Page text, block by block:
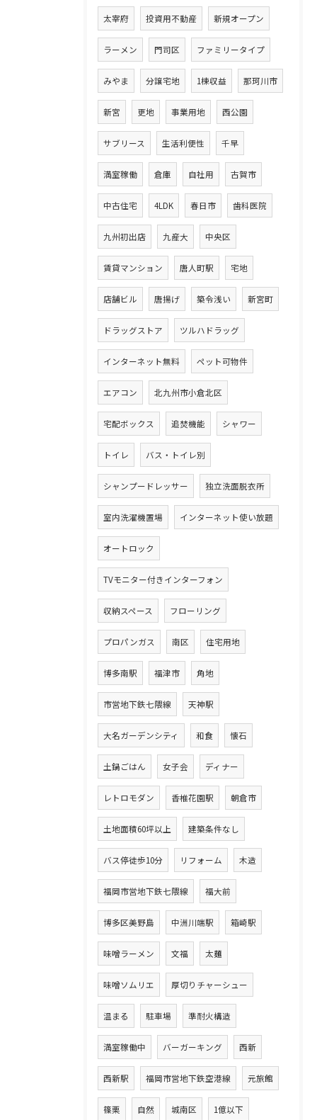
太宰府 投資用不動産 新規オープン
ラーメン 門司区 ファミリータイプ
みやま 分譲宅地 1棟収益 那珂川市
新宮 更地 事業用地 西公園
サブリース 生活利便性 千早
満室稼働 倉庫 自社用 古賀市
中古住宅 4LDK 春日市 歯科医院
九州初出店 九産大 中央区
賃貸マンション 唐人町駅 宅地
店舗ビル 唐揚げ 築令浅い 新宮町
ドラッグストア ツルハドラッグ
インターネット無料 ペット可物件
エアコン 北九州市小倉北区
宅配ボックス 追焚機能 シャワー
トイレ バス・トイレ別
シャンプードレッサー 独立洗面脱衣所
室内洗濯機置場 インターネット使い放題
オートロック
TVモニター付きインターフォン
収納スペース フローリング
プロパンガス 南区 住宅用地
博多南駅 福津市 角地
市営地下鉄七隈線 天神駅
大名ガーデンシティ 和食 懐石
土鍋ごはん 女子会 ディナー
レトロモダン 香椎花園駅 朝倉市
土地面積60坪以上 建築条件なし
バス停徒歩10分 リフォーム 木造
福岡市営地下鉄七隈線 福大前
博多区美野島 中洲川端駅 箱崎駅
味噌ラーメン 文福 太麺
味噌ソムリエ 厚切りチャーシュー
温まる 駐車場 準耐火構造
満室稼働中 バーガーキング 西新
西新駅 福岡市営地下鉄空港線 元旅館
篠栗 自然 城南区 1億以下